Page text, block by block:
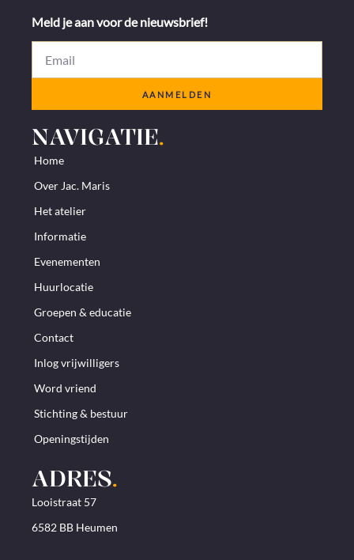
Meld je aan voor de nieuwsbrief!
AANMELDEN
NAVIGATIE.
Home
Over Jac. Maris
Het atelier
Informatie
Evenementen
Huurlocatie
Groepen & educatie
Contact
Inlog vrijwilligers
Word vriend
Stichting & bestuur
Openingstijden
ADRES.
Looistraat 57
6582 BB Heumen